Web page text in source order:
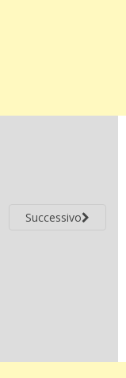
Successivo